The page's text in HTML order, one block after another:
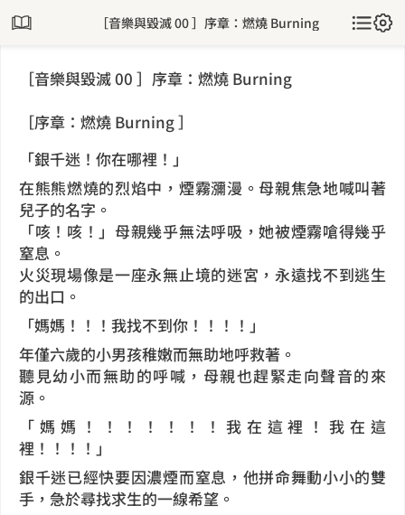
［音樂與毀滅 00 ］序章：燃燒 Burning
［音樂與毀滅 00 ］序章：燃燒 Burning
［序章：燃燒 Burning ］
「銀千迷！你在哪裡！」
在熊熊燃燒的烈焰中，煙霧瀰漫。母親焦急地喊叫著
兒子的名字。
「咳！咳！」母親幾乎無法呼吸，她被煙霧嗆得幾乎
窒息。
火災現場像是一座永無止境的迷宮，永遠找不到逃生
的出口。
「媽媽！！！我找不到你！！！！」
年僅六歲的小男孩稚嫩而無助地呼救著。
聽見幼小而無助的呼喊，母親也趕緊走向聲音的來
源。
「媽媽！！！！！！！我在這裡！我在這
裡！！！！」
銀千迷已經快要因濃煙而窒息，他拼命舞動小小的雙
手，急於尋找求生的一線希望。